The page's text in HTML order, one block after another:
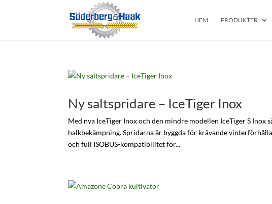
HEM PRODUKTER
Ny saltspridare – IceTiger Inox
Med nya IceTiger Inox och den mindre modellen IceTiger S
halkbekämpning. Spridarna är byggda för krävande
och full ISOBUS-kompatibilitet för...